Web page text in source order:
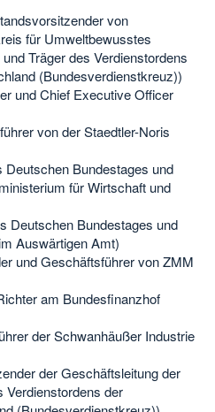
von
für Umweltbewusstes
Träger des Verdienstordens
(Bundesverdienstkreuz))
und Chief Executive Officer
von der Staedtler-Noris
Bundestages und
für Wirtschaft und
Deutschen Bundestages und
Auswärtigen Amt)
und Geschäftsführer von ZMM
am Bundesfinanzhof
der Schwanhäußer Industrie
der Geschäftsleitung der
Verdienstordens der